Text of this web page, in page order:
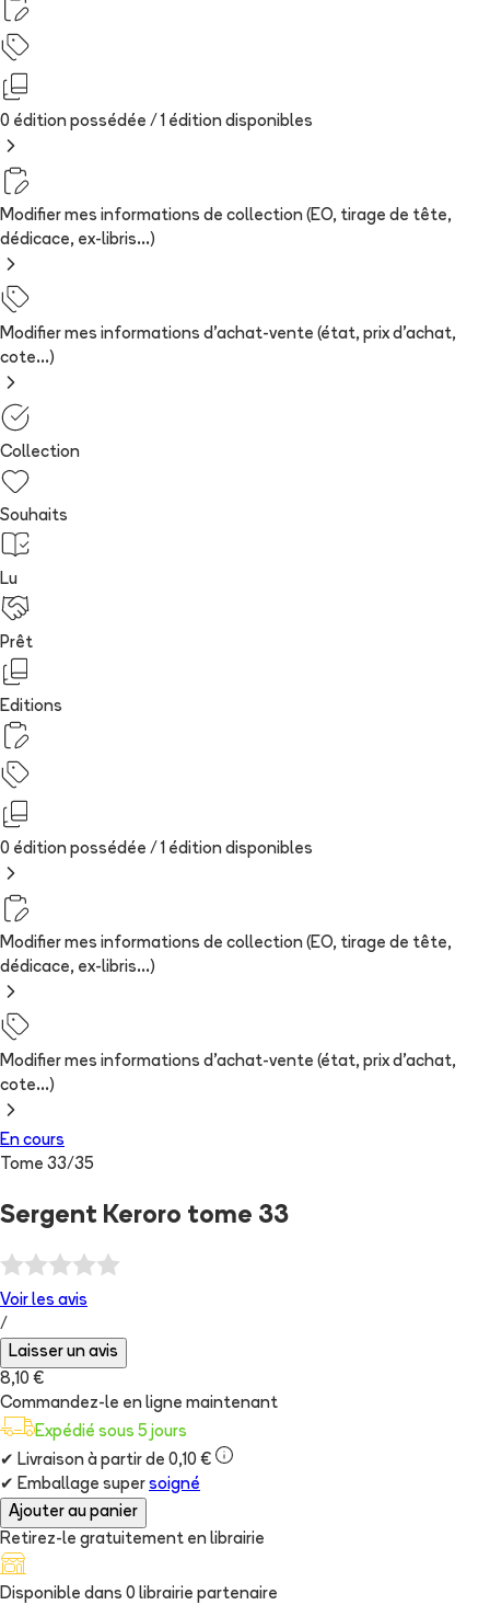
0 édition possédée / 1 édition disponibles
Modifier mes informations de collection (EO, tirage de tête,
dédicace, ex-libris...)
Modifier mes informations d'achat-vente (état, prix d'achat,
cote...)
Collection
Souhaits
Lu
Prêt
Editions
0 édition possédée / 1 édition disponibles
Modifier mes informations de collection (EO, tirage de tête,
dédicace, ex-libris...)
Modifier mes informations d'achat-vente (état, prix d'achat,
cote...)
En cours
Tome 33/35
Sergent Keroro tome 33
Voir les avis
/
Laisser un avis
8,10 €
Commandez-le en ligne maintenant
Expédié sous 5 jours
✔ Livraison à partir de 0,10 €
✔ Emballage super soigné
Ajouter au panier
Retirez-le gratuitement en librairie
Disponible dans 0 librairie partenaire